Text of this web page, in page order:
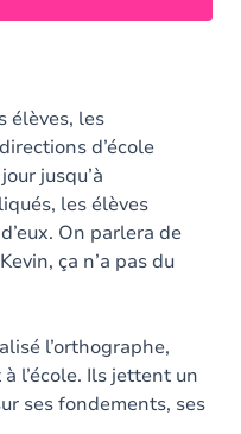
élèves, les
d’école
jusqu’à
les élèves
On parlera de
ça n’a pas du
l’orthographe,
l’école. Ils jettent un
ses fondements, ses